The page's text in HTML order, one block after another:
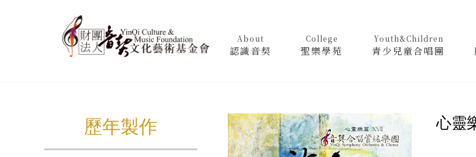
About
認識音契
College
聖樂學苑
Youth&Children
青少兒童合唱團
歷年製作 心靈